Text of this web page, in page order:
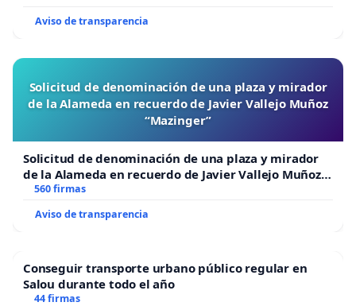
Aviso de transparencia
Solicitud de denominación de una plaza y mirador
de la Alameda en recuerdo de Javier Vallejo Muñoz
“Mazinger”
Solicitud de denominación de una plaza y mirador
de la Alameda en recuerdo de Javier Vallejo Muñoz
“Mazinger”
560 firmas
Aviso de transparencia
Conseguir transporte urbano público regular en
Salou durante todo el año
44 firmas